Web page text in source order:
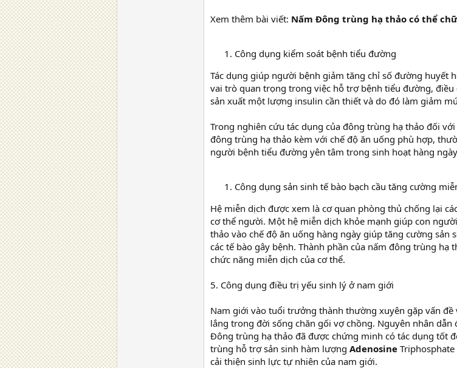
Xem thêm bài viết: Nấm Đông trùng hạ thảo có thể
Công dụng kiểm soát bệnh tiểu đường
Tác dụng giúp người bệnh giảm tăng chỉ số đường huyết
vai trò quan trọng trong việc hỗ trợ bệnh tiểu đường,
sản xuất một lượng insulin cần thiết và do đó làm giảm
Trong nghiên cứu tác dụng của đông trùng hạ thảo đối
đông trùng hạ thảo kèm với chế độ ăn uống phù hợp,
người bệnh tiểu đường yên tâm trong sinh hoạt hàng
Công dụng sản sinh tế bào bạch cầu tăng cường
Hệ miễn dịch được xem là cơ quan phòng thủ chống lại
cơ thể người. Một hệ miễn dịch khỏe mạnh giúp con
thảo vào chế độ ăn uống hàng ngày giúp tăng cường sản
các tế bào gây bệnh. Thành phần của nấm đông trùng
chức năng miễn dịch của cơ thể.
5. Công dụng điều trị yếu sinh lý ở nam giới
Nam giới vào tuổi trưởng thành thường xuyên gặp vấn
lắng trong đời sống chăn gối vợ chồng. Nguyên nhân
Đông trùng hạ thảo đã được chứng minh có tác dụng tốt
trùng hỗ trợ sản sinh hàm lượng Adenosine
cải thiện sinh lực tự nhiên của nam giới.